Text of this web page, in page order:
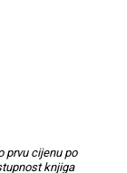
prvu cijenu po
knjiga